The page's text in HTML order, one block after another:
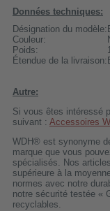
Données techniques:
Désignation du modèle:
Couleur:
Poids:
Étendue de la livraison:
Autre:
Si vous êtes intéressé
suivant : Accessoires
WDH® est synonyme
marque que vous
spécialisés. Nos
supérieure à la
normes avec notre
notre sécurité testée «
recyclables.